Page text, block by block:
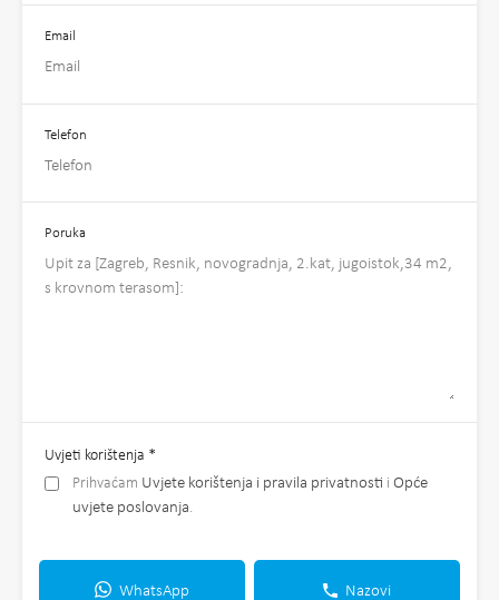
Email
Telefon
Poruka
Uvjeti korištenja *
Prihvaćam Uvjete korištenja i pravila privatnosti i Opće
uvjete poslovanja.
WhatsApp Nazovi